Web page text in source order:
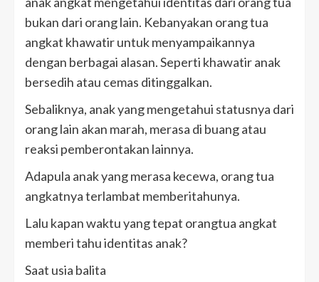
bukan dari orang lain. Kebanyakan orang tua
angkat khawatir untuk menyampaikannya
dengan berbagai alasan. Seperti khawatir anak
bersedih atau cemas ditinggalkan.
Sebaliknya, anak yang mengetahui statusnya dari
orang lain akan marah, merasa di buang atau
reaksi pemberontakan lainnya.
Adapula anak yang merasa kecewa, orang tua
angkatnya terlambat memberitahunya.
Lalu kapan waktu yang tepat orangtua angkat
memberi tahu identitas anak?
Saat usia balita